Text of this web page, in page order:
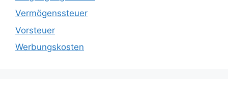
Vermögenssteuer
Vorsteuer
Werbungskosten